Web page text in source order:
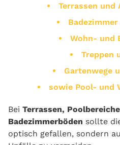
Terrassen und
Wohn- und
Treppen
Gartenwege
sowie Pool- und
Bei Terrassen,
Badezimmerböden sollte
optisch gefallen, sondern